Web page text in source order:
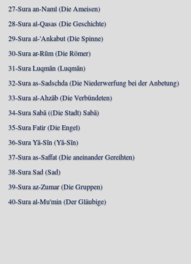
27-Sura an-Naml (Die Ameisen)
28-Sura al-Qasas (Die Geschichte)
29-Sura al-'Ankabut (Die Spinne)
30-Sura ar-Rūm (Die Römer)
31-Sura Luqmān (Luqmān)
32-Sura as-Sadschda (Die Niederwerfung bei der Anbetung)
33-Sura al-Ahzāb (Die Verbündeten)
34-Sura Sabā ((Die Stadt) Sabā)
35-Sura Fatir (Die Engel)
36-Sura Yā-Sīn (Yā-Sīn)
37-Sura as-Saffat (Die aneinander Gereihten)
38-Sura Sad (Sad)
39-Sura az-Zumar (Die Gruppen)
40-Sura al-Mu'min (Der Gläubige)